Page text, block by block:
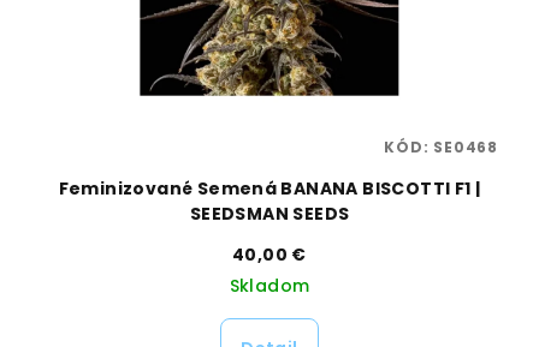
Feminizované Semená BANANA BISCOTTI F1 |
SEEDSMAN SEEDS
40,00 €
Skladom
KÓD: SE0468